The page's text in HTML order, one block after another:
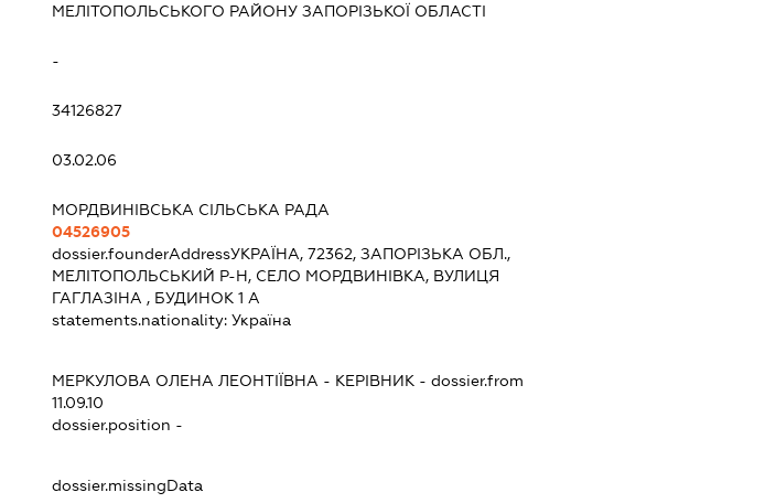
МЕЛІТОПОЛЬСЬКОГО РАЙОНУ ЗАПОРІЗЬКОЇ ОБЛАСТІ
-
34126827
03.02.06
МОРДВИНІВСЬКА СІЛЬСЬКА РАДА
04526905
dossier.founderAddressУКРАЇНА, 72362, ЗАПОРІЗЬКА ОБЛ.,
МЕЛІТОПОЛЬСЬКИЙ Р-Н, СЕЛО МОРДВИНІВКА, ВУЛИЦЯ
ГАГЛАЗІНА , БУДИНОК 1 А
statements.nationality:Україна
МЕРКУЛОВА ОЛЕНА ЛЕОНТІЇВНА - КЕРІВНИК - dossier.from
11.09.10
dossier.position -
dossier.missingData